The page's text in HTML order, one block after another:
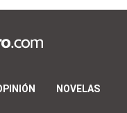
NOVELAS